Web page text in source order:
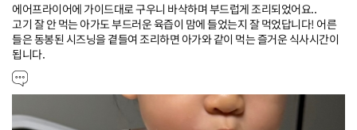
에어프라이어에 가이드대로 구우니 바삭하며 부드럽게 조리되었어요..
고기 잘 안 먹는 아가도 부드러운 육즙이 맘에 들었는지 잘 먹었답니다! 어른
들은 동봉된 시즈닝을 곁들여 조리하면 아가와 같이 먹는 즐거운 식사시간이
됩니다.